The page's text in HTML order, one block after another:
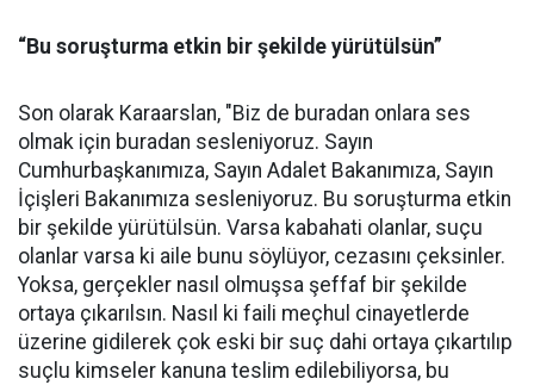
“Bu soruşturma etkin bir şekilde yürütülsün”
Son olarak Karaarslan, "Biz de buradan onlara ses
olmak için buradan sesleniyoruz. Sayın
Cumhurbaşkanımıza, Sayın Adalet Bakanımıza, Sayın
İçişleri Bakanımıza sesleniyoruz. Bu soruşturma etkin
bir şekilde yürütülsün. Varsa kabahati olanlar, suçu
olanlar varsa ki aile bunu söylüyor, cezasını çeksinler.
Yoksa, gerçekler nasıl olmuşsa şeffaf bir şekilde
ortaya çıkarılsın. Nasıl ki faili meçhul cinayetlerde
üzerine gidilerek çok eski bir suç dahi ortaya çıkartılıp
suçlu kimseler kanuna teslim edilebiliyorsa, bu